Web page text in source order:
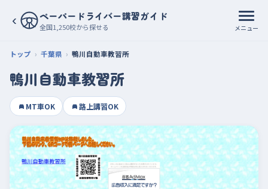
‹ ペーパードライバー講習ガイド
全国1,250校から探せる メニュー
トップ 千葉県 鴨川自動車教習所
鴨川自動車教習所
MT車OK 路上講習OK